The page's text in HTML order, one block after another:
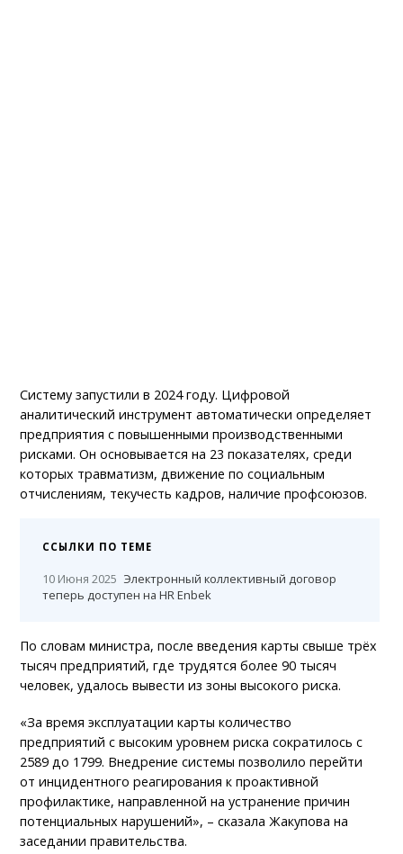
Систему запустили в 2024 году. Цифровой
аналитический инструмент автоматически определяет
предприятия с повышенными производственными
рисками. Он основывается на 23 показателях, среди
которых травматизм, движение по социальным
отчислениям, текучесть кадров, наличие профсоюзов.
ССЫЛКИ ПО ТЕМЕ
10 Июня 2025 Электронный коллективный договор
теперь доступен на HR Enbek
По словам министра, после введения карты свыше трёх
тысяч предприятий, где трудятся более 90 тысяч
человек, удалось вывести из зоны высокого риска.
«За время эксплуатации карты количество
предприятий с высоким уровнем риска сократилось с
2589 до 1799. Внедрение системы позволило перейти
от инцидентного реагирования к проактивной
профилактике, направленной на устранение причин
потенциальных нарушений», – сказала Жакупова на
заседании правительства.